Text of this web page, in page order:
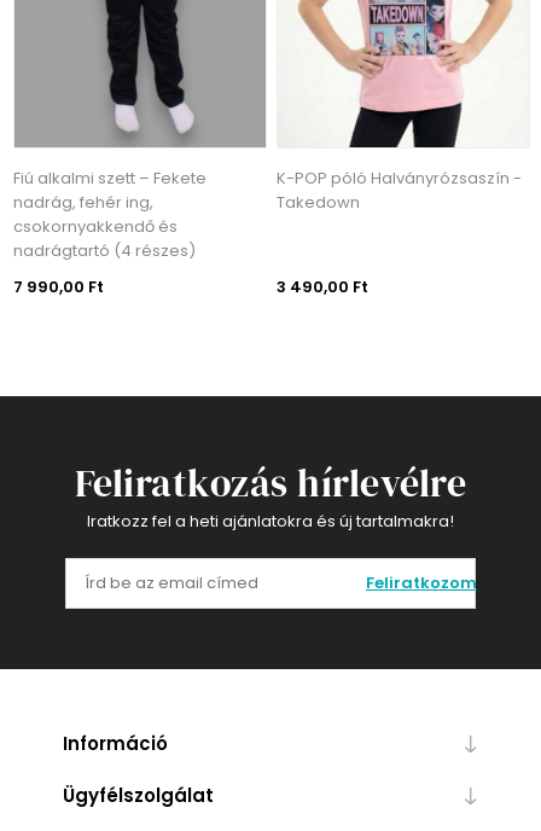
Fiú alkalmi szett – Fekete
nadrág, fehér ing,
csokornyakkendő és
nadrágtartó (4 részes)
7 990,00 Ft
K-POP póló Halványrózsaszín -
Takedown
3 490,00 Ft
Feliratkozás hírlevélre
Iratkozz fel a heti ajánlatokra és új tartalmakra!
Feliratkozom
Információ
Ügyfélszolgálat